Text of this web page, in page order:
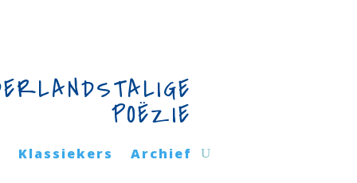
POËZIE
Klassiekers Archief